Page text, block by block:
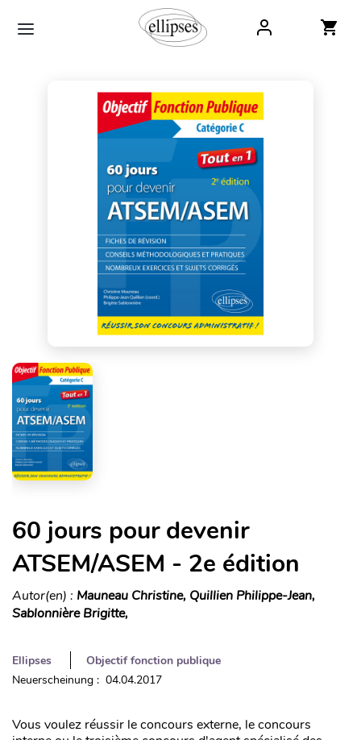
60 jours pour devenir
ATSEM/ASEM - 2e édition
Autor(en) : Mauneau Christine, Quillien Philippe-Jean,
Sablonnière Brigitte,
Ellipses
Objectif fonction publique
Neuerscheinung : 04.04.2017
Vous voulez réussir le concours externe, le concours